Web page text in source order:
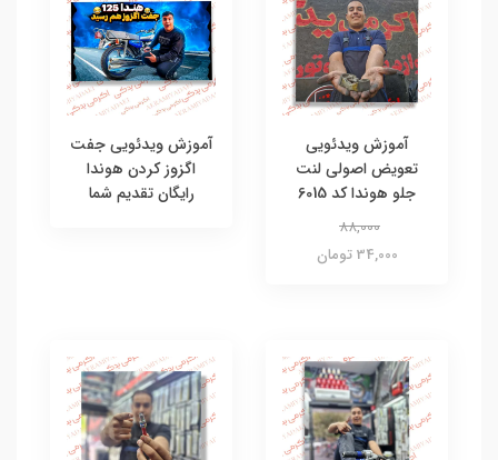
آموزش ویدئویی
تعویض اصولی لنت
جلو هوندا کد 6015
88,000
34,000 تومان
آموزش ویدئویی جفت
اگزوز کردن هوندا
رایگان تقدیم شما